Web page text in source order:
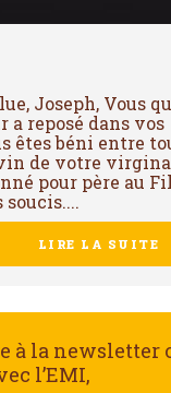
Joseph, Vous
a reposé dans vos
êtes béni entre
de votre
pour père au
soucis....
LIRE LA SUITE
à la newsletter
l’EMI,